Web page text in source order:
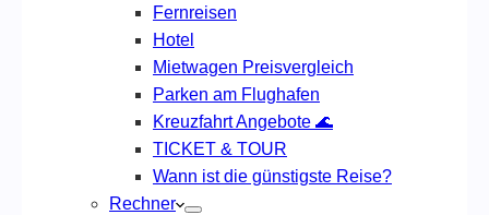
Fernreisen
Hotel
Mietwagen Preisvergleich
Parken am Flughafen
Kreuzfahrt Angebote 🌊
TICKET & TOUR
Wann ist die günstigste Reise?
Rechner